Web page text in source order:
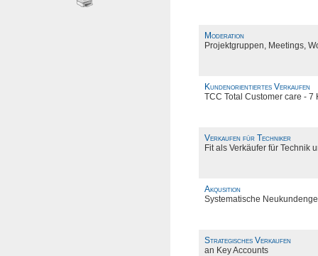
Moderation
Projektgruppen, Meetings,
Kundenorientiertes Verkaufen
TCC Total Customer care - 7
Verkaufen für Techniker
Fit als Verkäufer für Technik
Akqusition
Systematische
Strategisches Verkaufen
an Key Accounts